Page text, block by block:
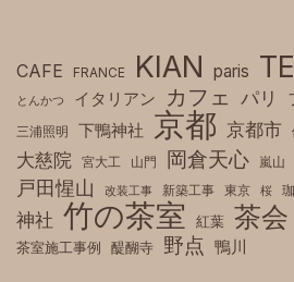
CAFE FRANCE KIAN paris
とんかつ イタリアン カフェ パリ
三浦照明 下鴨神社 京都 京都市
大慈院 宮大工 山門 岡倉天心 嵐山
戸田惺山 改装工事 新築工事 東京 桜
神社 竹の茶室 紅葉 茶会
茶室施工事例
醍醐寺 野点 鴨川